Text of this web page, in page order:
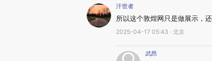
汗世者
所以这个敦煌网只是做展示，
2025-04-17 05:43 · 北京
武昂